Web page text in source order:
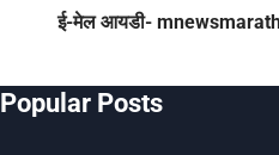
ई-मेल आयडी-
Popular Posts